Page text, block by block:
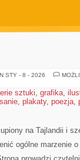
STY - 8 - 2026
sztuki, grafika,
, plakaty, poezja,
na Tajlandii i
ogólne marzenie